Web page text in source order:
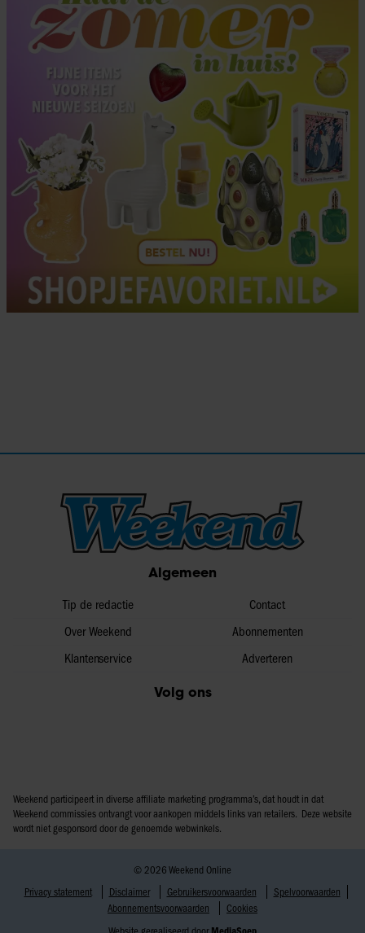
Algemeen
Tip de redactie
Over Weekend
Klantenservice
Contact
Abonnementen
Adverteren
Volg ons
Weekend participeert in diverse affiliate marketing programma’s, dat houdt in dat
Weekend commissies ontvangt voor aankopen middels links van retailers. Deze website
wordt niet gesponsord door de genoemde webwinkels.
© 2026 Weekend Online
Privacy statement
Disclaimer Gebruikersvoorwaarden
Spelvoorwaarden
Abonnementsvoorwaarden
Cookies